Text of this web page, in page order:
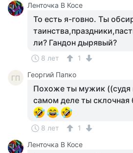
Ленточка В Косе
То есть я-говно. Ты
ли? Гандон дырявый?
8 лет 1
ГП Георгий Папко
Похоже ты мужик ((судя
самом деле ты склочная
8 лет
1
Ленточка В Косе